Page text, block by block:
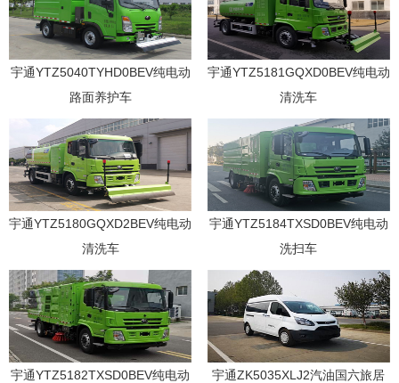
宇通YTZ5040TYHD0BEV纯电动
路面养护车
宇通YTZ5181GQXD0BEV纯电动
清洗车
宇通YTZ5180GQXD2BEV纯电动
清洗车
宇通YTZ5184TXSD0BEV纯电动
洗扫车
宇通YTZ5182TXSD0BEV纯电动
宇通ZK5035XLJ2汽油国六旅居